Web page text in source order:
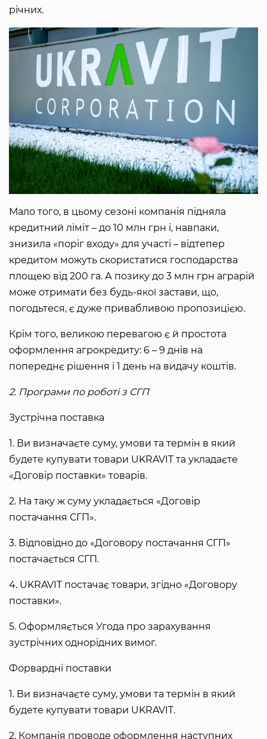
річних.
Мало того, в цьому сезоні компанія підняла
кредитний ліміт – до 10 млн грн і, навпаки,
знизила «поріг входу» для участі – відтепер
кредитом можуть скористатися господарства
площею від 200 га. А позику до 3 млн грн аграрій
може отримати без будь-якої застави, що,
погодьтеся, є дуже привабливою пропозицією.
Крім того, великою перевагою є й простота
оформлення агрокредиту: 6 – 9 днів на
попереднє рішення і 1 день на видачу коштів.
2. Програми по роботі з СГП
Зустрічна поставка
1. Ви визначаєте суму, умови та термін в який
будете купувати товари UKRAVIT та укладаєте
«Договір поставки» товарів.
2. На таку ж суму укладається «Договір
постачання СГП».
3. Відповідно до «Договору постачання СГП»
постачається СГП.
4. UKRAVIT постачає товари, згідно «Договору
поставки».
5. Оформляється Угода про зарахування
зустрічних однорідних вимог.
Форвардні поставки
1. Ви визначаєте суму, умови та термін в який
будете купувати товари UKRAVIT.
2. Компанія проводе оформлення наступних